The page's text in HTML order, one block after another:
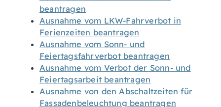
beantragen
Ausnahme vom LKW-Fahrverbot in
Ferienzeiten beantragen
Ausnahme vom Sonn- und
Feiertagsfahrverbot beantragen
Ausnahme vom Verbot der Sonn- und
Feiertagsarbeit beantragen
Ausnahme von den Abschaltzeiten für
Fassadenbeleuchtung beantragen